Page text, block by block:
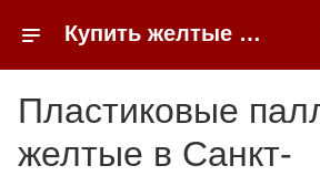
Купить желтые пластиковые паллеты в Санкт-Петербурге | 0FFER
Пластиковые
желтые в Санкт-